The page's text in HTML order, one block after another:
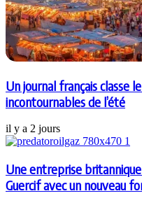
Un journal français classe
incontournables de l’été
il y a 2 jours
Une entreprise
Guercif avec un nouveau